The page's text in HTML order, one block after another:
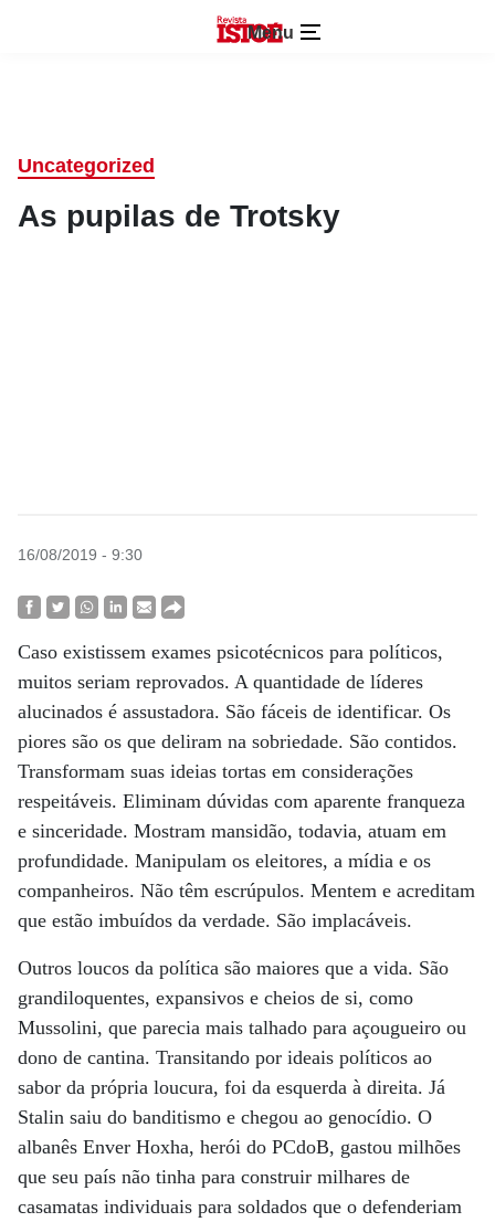
Menu
Uncategorized
As pupilas de Trotsky
16/08/2019 - 9:30
Caso existissem exames psicotécnicos para políticos,
muitos seriam reprovados. A quantidade de líderes
alucinados é assustadora. São fáceis de identificar. Os
piores são os que deliram na sobriedade. São contidos.
Transformam suas ideias tortas em considerações
respeitáveis. Eliminam dúvidas com aparente franqueza
e sinceridade. Mostram mansidão, todavia, atuam em
profundidade. Manipulam os eleitores, a mídia e os
companheiros. Não têm escrúpulos. Mentem e acreditam
que estão imbuídos da verdade. São implacáveis.
Outros loucos da política são maiores que a vida. São
grandiloquentes, expansivos e cheios de si, como
Mussolini, que parecia mais talhado para açougueiro ou
dono de cantina. Transitando por ideais políticos ao
sabor da própria loucura, foi da esquerda à direita. Já
Stalin saiu do banditismo e chegou ao genocídio. O
albanês Enver Hoxha, herói do PCdoB, gastou milhões
que seu país não tinha para construir milhares de
casamatas individuais para soldados que o defenderiam